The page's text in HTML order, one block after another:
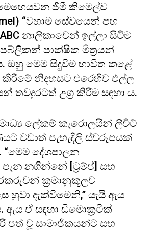
ජිමී කිමෙල්ව
“වහාම සේවයෙන් පහ
නාලිකාවෙන් ඉල්ලා සිටීම
පාක්ෂික මිත්‍රයන්
ඔහු මෙම සිදුවීම භාවිත කළේ
කිරීමේ නිදහසට එරෙහිව එල්ල
තවදුරටත් උග්‍ර කිරීම සඳහා ය.
ලේකම් කැරොලයින් ලීවිට්
වඩාත් පැහැදිලි ස්වරූපයක්
“මෙම දේශපාලන
නගින්නේ [ට්‍රම්ප්] සහ
ක්‍රමානුකූලව
හුවා දැක්වීමෙනි,” යැයි ඇය
ඇය ඒ සඳහා ඩිමොක්‍රටික්
පත් වූ සාමාජිකයන්ට සහ